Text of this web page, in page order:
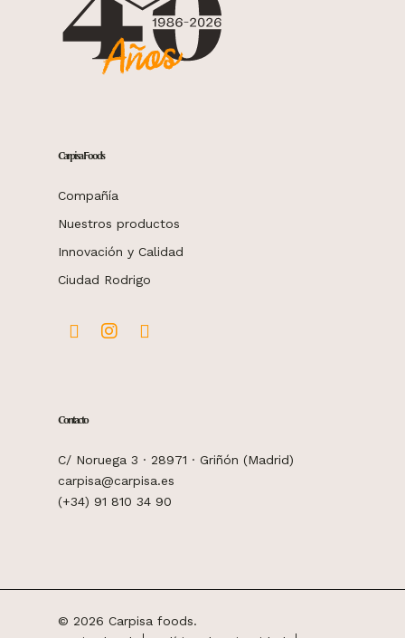
Carpisa Foods
Compañía
Nuestros productos
Innovación y Calidad
Ciudad Rodrigo
Contacto
C/ Noruega 3 · 28971 · Griñón (Madrid)
carpisa@carpisa.es
(+34) 91 810 34 90
© 2026 Carpisa foods.